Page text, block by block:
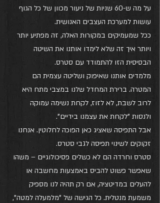
על מה ש-60 שניות של ניעור מכוון של כל הגוף
עושות למערכת העצבים האנושית.
ככל שמעמיקים במקורות האלה, זה מפתיע יותר
ויותר איך זה שלא לימדו אותנו את השיטה
הבסיסית הזו להתמודד עם סטרס.
מלמדים אותנו שאיפוק ושליטה עצמית הם
המטרה. ברירת המחדל שלנו במצבי מתח היא
לרוב לשבת, לא לזוז, לקחת נשימה עמוקה
ולנסות "לקחת את עצמנו בידיים".
אבל התפיסה שאציג כאן הפוכה לחלוטין. אנחנו
זקוקים לשינוי תפיסה לגבי סטרס.
סטרס וחרדה הם לא כשלים פסיכולוגיים – משהו
שאפשר פשוט להביס באמצעות מחשבה או
להעלים במדיטציה, אם רק תהיה לנו מספיק
משמעת מנטלית. כל הגישה של "מלמעלה למטה",